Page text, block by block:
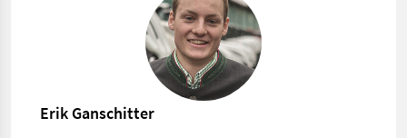
Erik Ganschitter